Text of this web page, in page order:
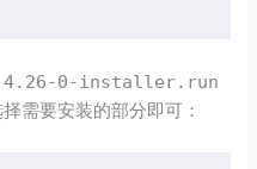
0-installer.run
需要安装的部分即可：